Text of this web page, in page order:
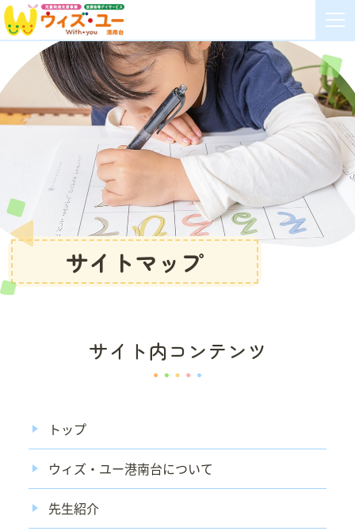
サイトマップ
サイト内コンテンツ
トップ
ウィズ・ユー港南台について
先生紹介